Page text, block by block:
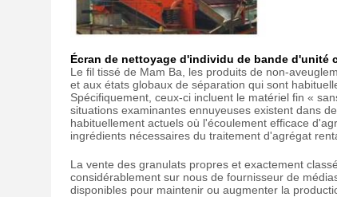
Écran de nettoyage d'individu de bande d'unité
Le fil tissé de Mam Ba, les produits de non-
et aux états globaux de séparation qui sont
Spécifiquement, ceux-ci incluent le matériel fin «
situations examinantes ennuyeuses existent dans
habituellement actuels où l'écoulement efficace
ingrédients nécessaires du traitement d'agrégat
La vente des granulats propres et exactement
considérablement sur nous de fournisseur de
disponibles pour maintenir ou augmenter la